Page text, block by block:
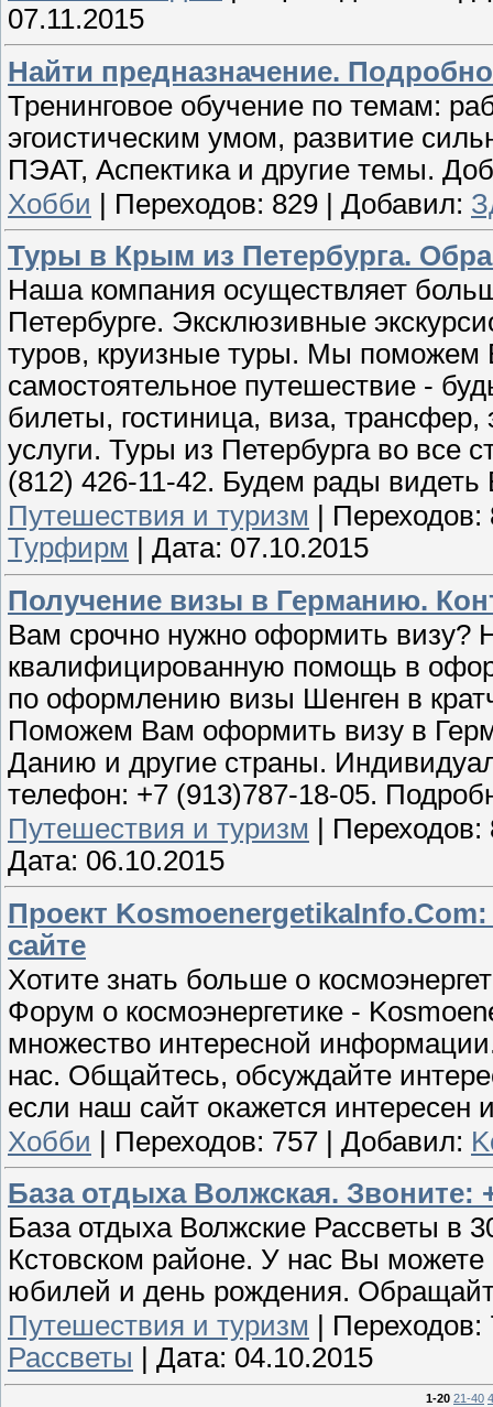
07.11.2015
Найти предназначение.
Тренинговое обучение по темам:
эгоистическим умом, развитие
ПЭАТ, Аспектика и другие темы.
Хобби | Переходов: 829 | Добавил:
Туры в Крым из Петербурга.
Наша компания осуществляет
Петербурге. Эксклюзивные
туров, круизные туры. Мы поможем
самостоятельное путешествие -
билеты, гостиница, виза,
услуги. Туры из Петербурга во все
(812) 426-11-42. Будем рады
Путешествия и туризм
Переходов:
Турфирм
Дата: 07.10.2015
Получение визы в Германию.
Вам срочно нужно оформить визу?
квалифицированную помощь в
по оформлению визы Шенген в
Поможем Вам оформить визу в
Данию и другие страны.
телефон: +7 (913)787-18-05.
Путешествия и туризм
Переходов:
Дата: 06.10.2015
Проект KosmoenergetikaInfo.Com:
сайте
Хотите знать больше о
Форум о космоэнергетике -
множество интересной
нас. Общайтесь, обсуждайте
если наш сайт окажется интересен
Хобби | Переходов: 757 | Добавил:
База отдыха Волжская. Звоните:
База отдыха Волжские Рассветы в
Кстовском районе. У нас Вы можете
юбилей и день рождения.
Путешествия и туризм
Переходов:
Рассветы
Дата: 04.10.2015
1-20 21-40